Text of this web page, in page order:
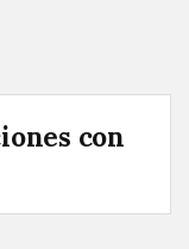
con